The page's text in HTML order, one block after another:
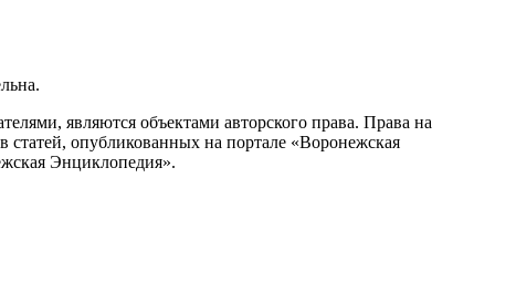
являются объектами авторского права. Права на
статей, опубликованных на портале «Воронежская
Энциклопедия».